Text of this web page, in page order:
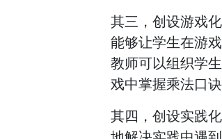
其三，创设游戏
能够让学生在游
教师可以组织学
戏中掌握乘法口诀
其四，创设实践